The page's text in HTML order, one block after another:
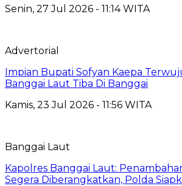
Senin, 27 Jul 2026 - 11:14 WITA
Advertorial
Impian Bupati Sofyan Kaepa
Banggai Laut Tiba Di Banggai
Kamis, 23 Jul 2026 - 11:56 WITA
Banggai Laut
Kapolres Banggai Laut:
Segera Diberangkatkan, Polda